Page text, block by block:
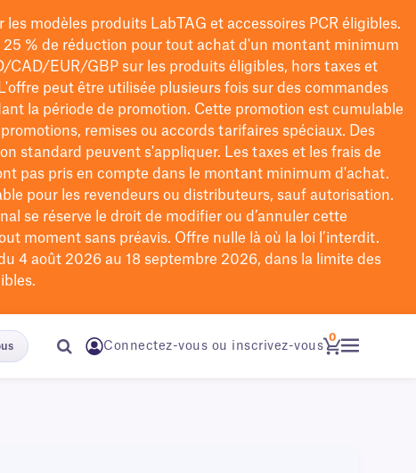
les modèles produits LabTAG et accessoires PCR éligibles.
25 % de réduction pour tout achat d'un montant minimum
CAD/EUR/GBPsur les produits éligibles, hors taxes et
peut être utilisée plusieurs fois sur des commandes
la période de promotion. Cette promotion est cumulable
remises ou accords tarifaires spéciaux. Des
standard peuvent s'appliquer. Les taxes et les frais de
pas pris en compte dans le montant minimum d'achat.
pour les revendeurs ou distributeurs, sauf autorisation.
se réserve le droit de modifierou d’annuler cette
moment sans préavis. Offre nulle là où la loi l’interdit.
4 août 2026 au 18 septembre 2026, dans la limite des
Connectez-vous ou inscrivez-vous
0